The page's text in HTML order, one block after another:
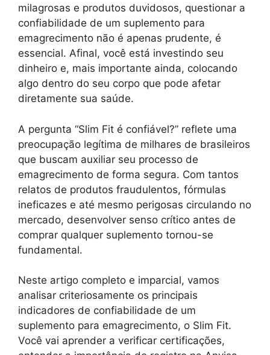
milagrosas e produtos duvidosos, questionar a
confiabilidade de um suplemento para
emagrecimento não é apenas prudente, é
essencial. Afinal, você está investindo seu
dinheiro e, mais importante ainda, colocando
algo dentro do seu corpo que pode afetar
diretamente sua saúde.
A pergunta “Slim Fit é confiável?” reflete uma
preocupação legítima de milhares de brasileiros
que buscam auxiliar seu processo de
emagrecimento de forma segura. Com tantos
relatos de produtos fraudulentos, fórmulas
ineficazes e até mesmo perigosas circulando no
mercado, desenvolver senso crítico antes de
comprar qualquer suplemento tornou-se
fundamental.
Neste artigo completo e imparcial, vamos
analisar criteriosamente os principais
indicadores de confiabilidade de um
suplemento para emagrecimento, o Slim Fit.
Você vai aprender a verificar certificações,